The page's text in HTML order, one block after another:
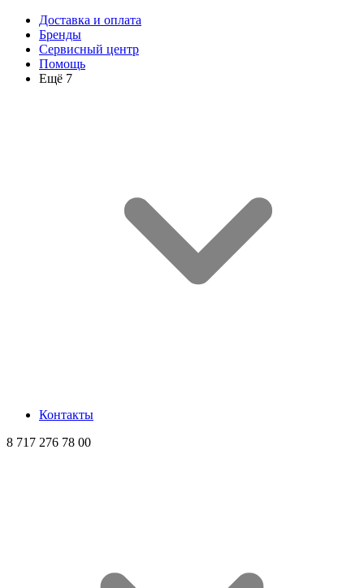
Доставка и оплата
Бренды
Сервисный центр
Помощь
Ещё 7
Контакты
8 717 276 78 00